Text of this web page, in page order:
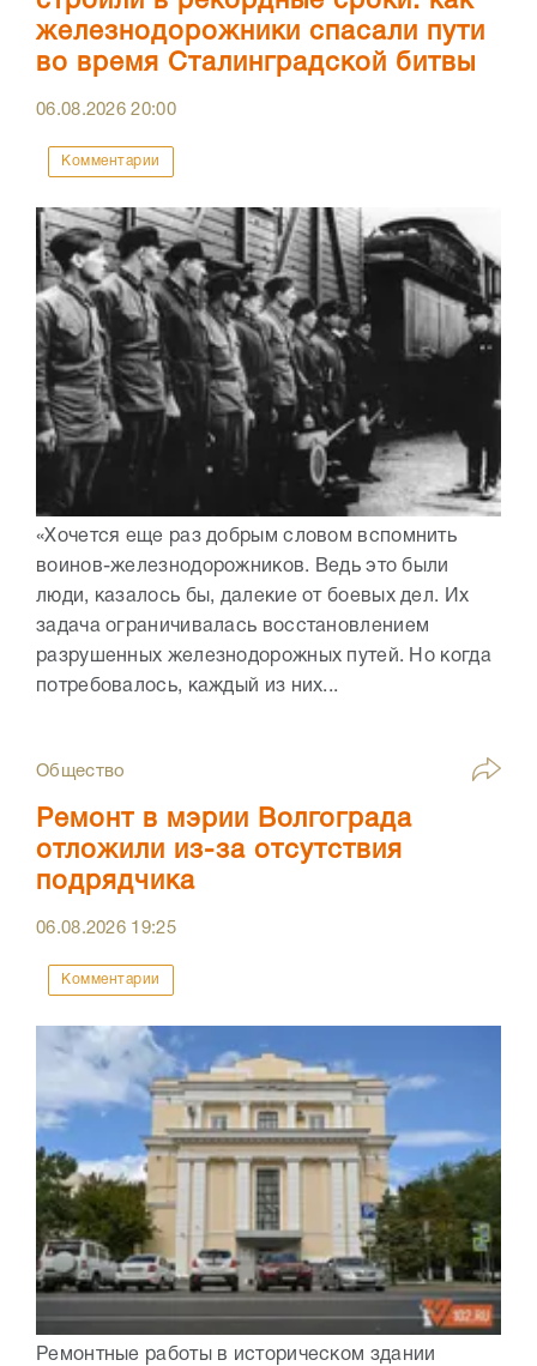
железнодорожники спасали пути
во время Сталинградской битвы
06.08.202620:00
Комментарии
«Хочется еще раз добрым словом вспомнить
воинов-железнодорожников. Ведь это были
люди, казалось бы, далекие от боевых дел. Их
задача ограничивалась восстановлением
разрушенных железнодорожных путей. Но когда
потребовалось, каждый из них...
Общество
Ремонт в мэрии Волгограда
отложили из-за отсутствия
подрядчика
06.08.2026 19:25
Комментарии
Ремонтные работы в историческом здании